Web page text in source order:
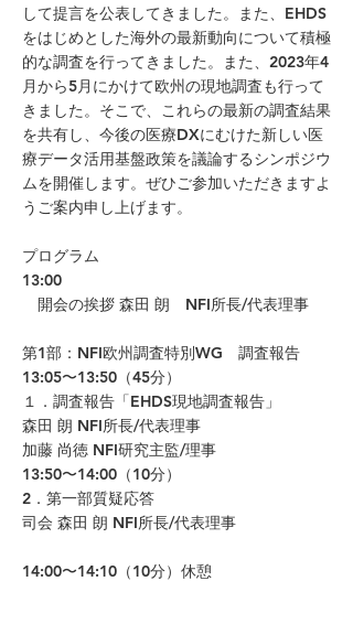
して提言を公表してきました。また、EHDS
をはじめとした海外の最新動向について積極
的な調査を行ってきました。また、2023年4
月から5月にかけて欧州の現地調査も行って
きました。そこで、これらの最新の調査結果
を共有し、今後の医療DXにむけた新しい医
療データ活用基盤政策を議論するシンポジウ
ムを開催します。ぜひご参加いただきますよ
うご案内申し上げます。
プログラム
13:00
開会の挨拶 森田 朗 NFI所長/代表理事
第1部：NFI欧州調査特別WG 調査報告
13:05〜13:50（45分）
１．調査報告「EHDS現地調査報告」
森田 朗 NFI所長/代表理事
加藤 尚徳 NFI研究主監/理事
13:50〜14:00（10分）
2．第一部質疑応答
司会 森田 朗 NFI所長/代表理事
14:00〜14:10（10分）休憩